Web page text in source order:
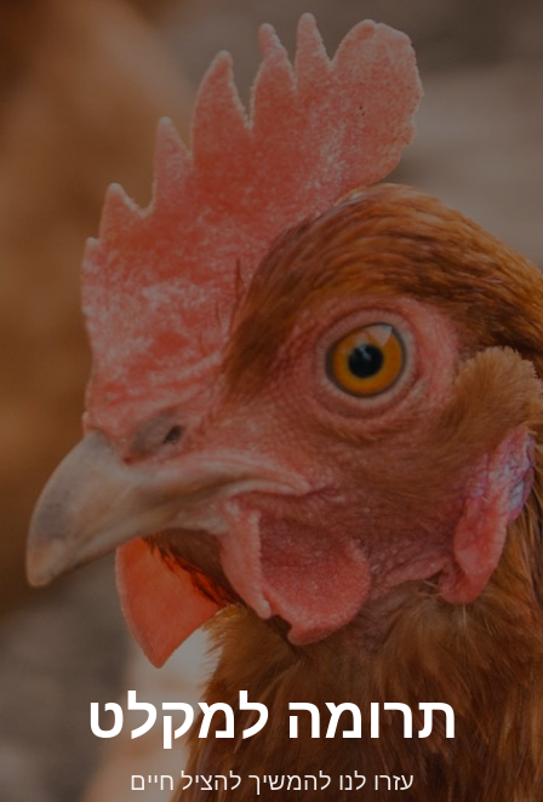
תרומה למקלט
עזרו לנו להמשיך להציל חיים